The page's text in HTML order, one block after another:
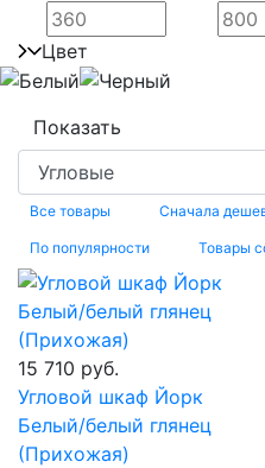
Цвет
Все товары Сначала
По популярности Товары
15 710 руб.
Угловой шкаф Йорк
Белый/белый глянец
(Прихожая)